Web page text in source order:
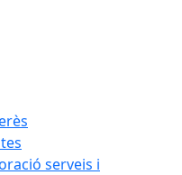
serveis i